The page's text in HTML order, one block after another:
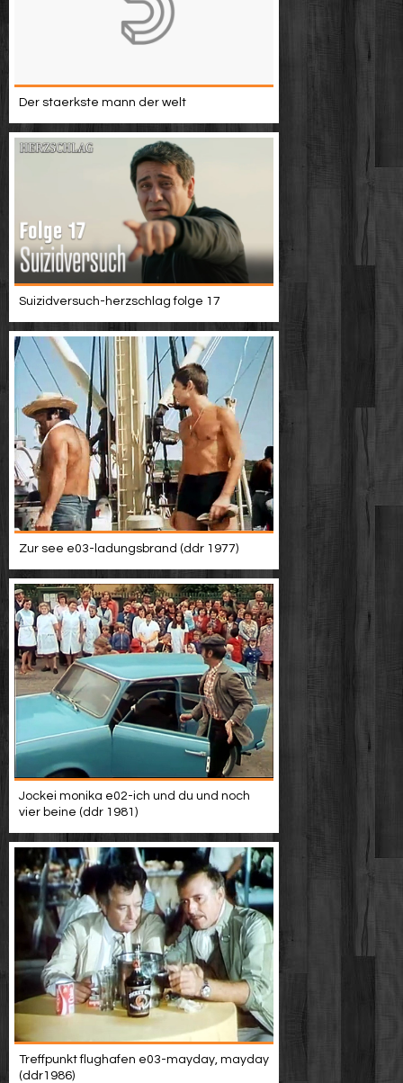
Der staerkste mann der welt
Suizidversuch-herzschlag folge 17
Zur see e03-ladungsbrand (ddr 1977)
Jockei monika e02-ich und du und noch
vier beine (ddr 1981)
Treffpunkt flughafen e03-mayday, mayday
(ddr1986)